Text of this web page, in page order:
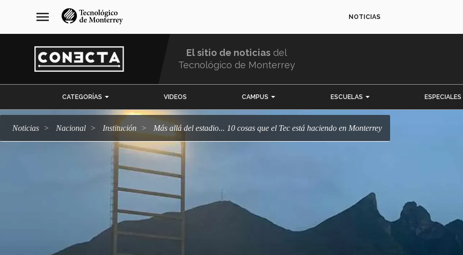
navegación
principal
menu NOTICIAS
El sitio de noticias del
Tecnológico de Monterrey
CATEGORÍAS VIDEOS CAMPUS ESCUELAS ESPECIALES
Noticias Nacional Institución Más allá del estadio... 10 cosas que el Tec está haciendo en Monterrey